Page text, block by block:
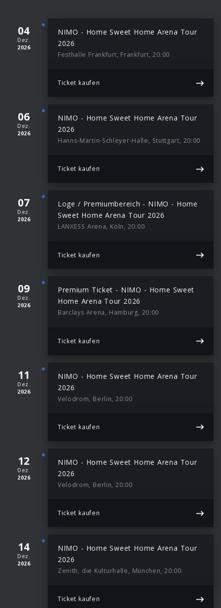
04
Dez.
2026
NIMO - Home Sweet Home Arena Tour
2026
Festhalle Frankfurt, Frankfurt, 20:00
Ticket kaufen
06
Dez.
2026
NIMO - Home Sweet Home Arena Tour
2026
Hanns-Martin-Schleyer-Halle, Stuttgart, 20:00
Ticket kaufen
07
Dez.
2026
Loge / Premiumbereich - NIMO - Home
Sweet Home Arena Tour 2026
LANXESS Arena, Köln, 20:00
Ticket kaufen
09
Dez.
2026
Premium Ticket - NIMO - Home Sweet
Home Arena Tour 2026
Barclays Arena, Hamburg, 20:00
Ticket kaufen
11
Dez.
2026
NIMO - Home Sweet Home Arena Tour
2026
Velodrom, Berlin, 20:00
Ticket kaufen
12
Dez.
2026
NIMO - Home Sweet Home Arena Tour
2026
Velodrom, Berlin, 20:00
Ticket kaufen
14
Dez.
2026
NIMO - Home Sweet Home Arena Tour
2026
Zenith, die Kulturhalle, München, 20:00
Ticket kaufen